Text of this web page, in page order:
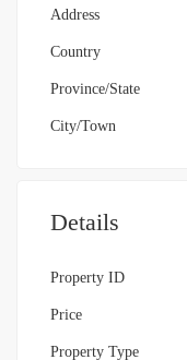
Address
Country
Province/State
City/Town
Details
Property ID
Price
Property Type